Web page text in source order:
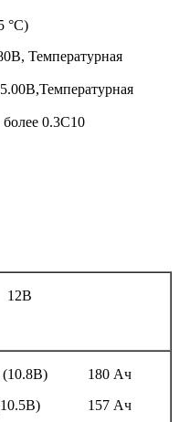
°С)
Температурная
0.3С10
(10.8В) 180 Ач
157 Ач